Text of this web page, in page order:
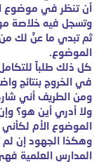
أن تنظر في موضوع
وتسجل فيه خلاصة
ثم تبدي ما عنَّ لك
الموضوع.
كل ذلك طلباً
في الخروج بنتائج
ومن الطريف أني
ولا أدري أين هو؟
الموضوع الأم لكأني
وهكذا الجهود إن لم
المدارس العلمية